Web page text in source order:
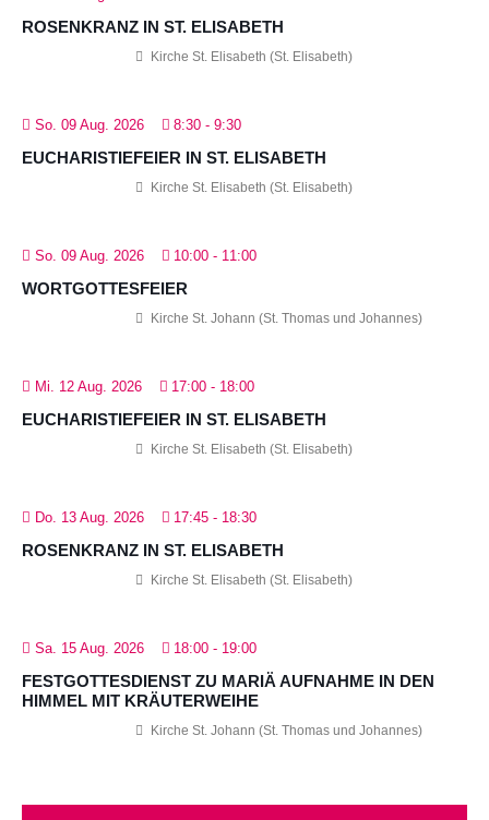
ROSENKRANZ IN ST. ELISABETH
Kirche St. Elisabeth (St. Elisabeth)
So. 09 Aug. 2026 8:30 - 9:30
EUCHARISTIEFEIER IN ST. ELISABETH
Kirche St. Elisabeth (St. Elisabeth)
So. 09 Aug. 2026 10:00 - 11:00
WORTGOTTESFEIER
Kirche St. Johann (St. Thomas und Johannes)
Mi. 12 Aug. 2026 17:00 - 18:00
EUCHARISTIEFEIER IN ST. ELISABETH
Kirche St. Elisabeth (St. Elisabeth)
Do. 13 Aug. 2026 17:45 - 18:30
ROSENKRANZ IN ST. ELISABETH
Kirche St. Elisabeth (St. Elisabeth)
Sa. 15 Aug. 2026 18:00 - 19:00
FESTGOTTESDIENST ZU MARIÄ AUFNAHME IN DEN
HIMMEL MIT KRÄUTERWEIHE
Kirche St. Johann (St. Thomas und Johannes)